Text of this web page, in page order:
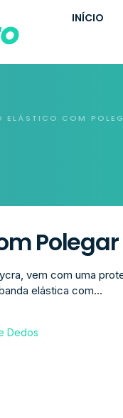
INÍCIO
ELÁSTICO COM
Polegar
vem com uma
elástica com...
Dedos